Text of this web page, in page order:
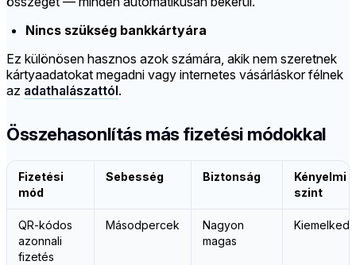
Nincs szükség bankkártyára
Ez különösen hasznos azok számára, akik nem szeretnek
kártyaadatokat megadni vagy internetes vásárláskor félnek
az adathalászattól.
Összehasonlítás más fizetési módokkal
Fizetési
mód
Sebesség Biztonság
Kényelmi
szint
QR-kódos
azonnali
fizetés
Másodpercek
Nagyon
magas
Kiemelkedő